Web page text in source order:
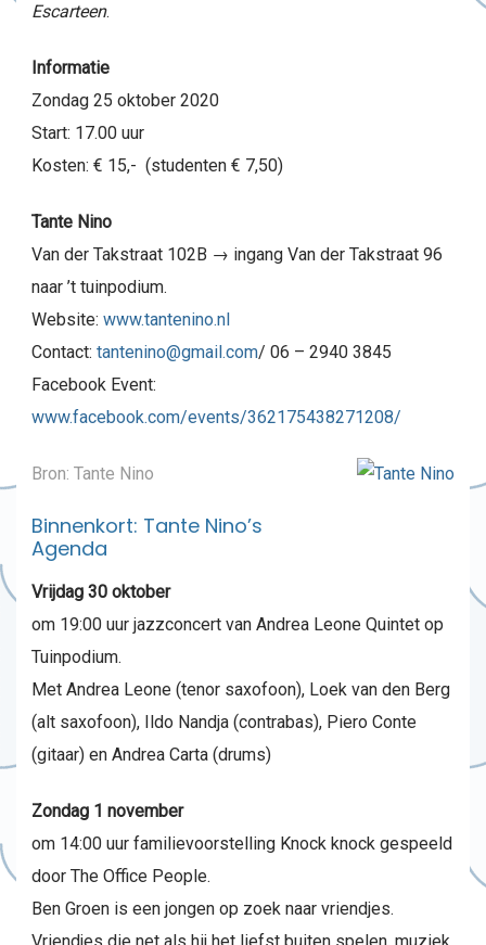
Escarteen.
Informatie
Zondag 25 oktober 2020
Start: 17.00 uur
Kosten: € 15,- (studenten € 7,50)
Tante Nino
Van der Takstraat 102B → ingang Van der Takstraat 96
naar ’t tuinpodium.
Website: www.tantenino.nl
Contact: tantenino@gmail.com/ 06 – 2940 3845
Facebook Event:
www.facebook.com/events/362175438271208/
Bron: Tante Nino
Binnenkort: Tante Nino’s
Agenda
Vrijdag 30 oktober
om 19:00 uur jazzconcert van Andrea Leone Quintet op
Tuinpodium.
Met Andrea Leone (tenor saxofoon), Loek van den Berg
(alt saxofoon), Ildo Nandja (contrabas), Piero Conte
(gitaar) en Andrea Carta (drums)
Zondag 1 november
om 14:00 uur familievoorstelling Knock knock gespeeld
door The Office People.
Ben Groen is een jongen op zoek naar vriendjes.